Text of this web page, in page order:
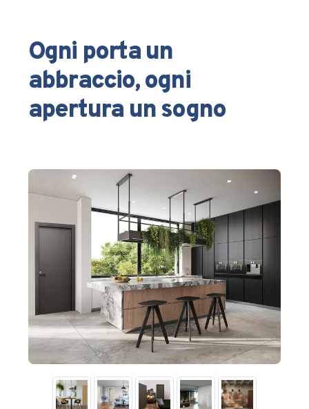
Ogni porta un
abbraccio, ogni
apertura un sogno